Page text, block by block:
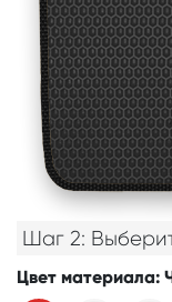
Шаг 2:
Цвет материала: